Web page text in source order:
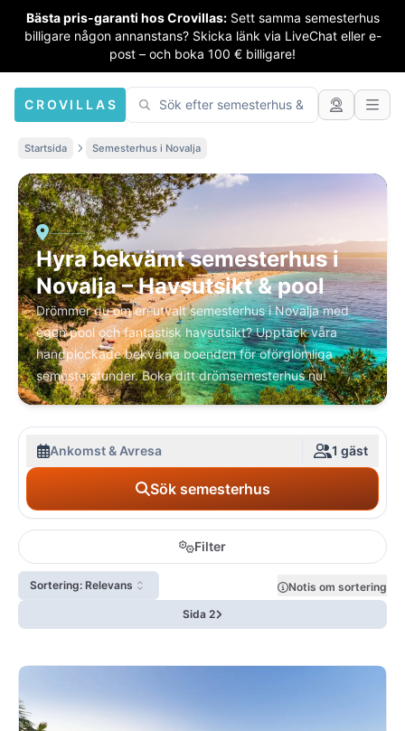
Bästa pris-garanti hos Crovillas: Sett samma semesterhus
billigare någon annanstans? Skicka länk via LiveChat eller e-
post – och boka 100 € billigare!
CROVILLAS
Startsida Semesterhus i Novalja
Hyra bekvämt semesterhus i
Novalja – Havsutsikt & pool
Drömmer du om en utvalt semesterhus i Novalja med
egen pool och fantastisk havsutsikt? Upptäck våra
handplockade bekväma boenden för oförglömliga
semesterstunder. Boka ditt drömsemesterhus nu!
Ankomst & Avresa 1 gäst
Sök semesterhus
Filter
Sortering: Relevans
Notis om sortering
Sida 2